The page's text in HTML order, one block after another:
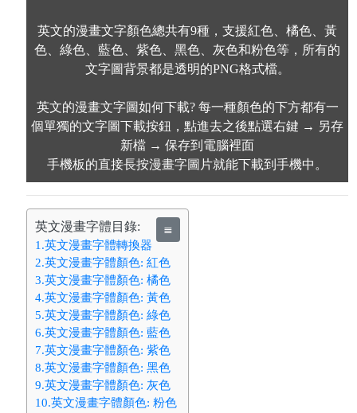
英文的漫畫文字顏色總共有9種，支援紅色、橘色、黃
色、綠色、藍色、紫色、黑色、灰色和粉色等，所有的
文字圖背景都是透明的PNG格式檔。
英文的漫畫文字圖如何下載? 每一種顏色的下方都有一
個單獨的文字圖下載按鈕，點進去之後點選右鍵 → 另存
新檔 → 保存到電腦裡面
手機板的直接長按漫畫字圖片就能下載到手機中。
英文漫畫字體目錄: ≣
1.英文漫畫字體轉換器
2.英文漫畫字體顏色: 紅色
3.英文漫畫字體顏色: 橘色
4.英文漫畫字體顏色: 黃色
5.英文漫畫字體顏色: 綠色
6.英文漫畫字體顏色: 藍色
7.英文漫畫字體顏色: 紫色
8.英文漫畫字體顏色: 黑色
9.英文漫畫字體顏色: 灰色
10.英文漫畫字體顏色: 粉色